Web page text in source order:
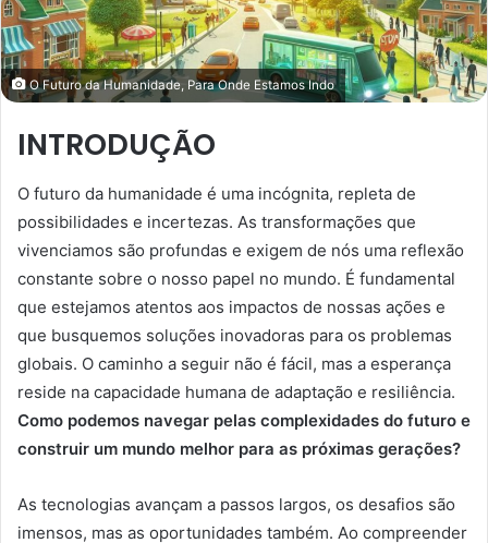
O Futuro da Humanidade, Para Onde Estamos Indo
INTRODUÇÃO
O futuro da humanidade é uma incógnita, repleta de
possibilidades e incertezas. As transformações que
vivenciamos são profundas e exigem de nós uma reflexão
constante sobre o nosso papel no mundo. É fundamental
que estejamos atentos aos impactos de nossas ações e
que busquemos soluções inovadoras para os problemas
globais. O caminho a seguir não é fácil, mas a esperança
reside na capacidade humana de adaptação e resiliência.
Como podemos navegar pelas complexidades do futuro e
construir um mundo melhor para as próximas gerações?
As tecnologias avançam a passos largos, os desafios são
imensos, mas as oportunidades também. Ao compreender